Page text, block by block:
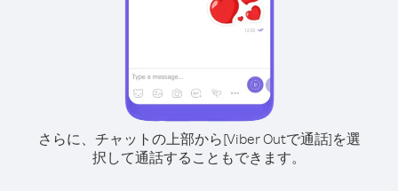
さらに、チャットの上部から[Viber Outで通話]を選
択して通話することもできます。